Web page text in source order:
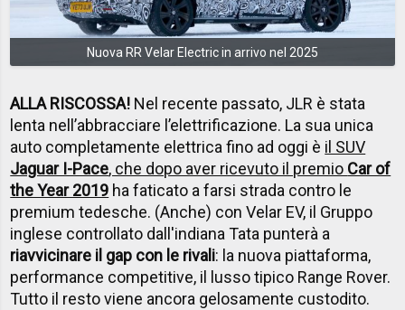
Nuova RR Velar Electric in arrivo nel 2025
ALLA RISCOSSA! Nel recente passato, JLR è stata
lenta nell’abbracciare l’elettrificazione. La sua unica
auto completamente elettrica fino ad oggi è il SUV
Jaguar I-Pace, che dopo aver ricevuto il premio Car of
the Year 2019 ha faticato a farsi strada contro le
premium tedesche. (Anche) con Velar EV, il Gruppo
inglese controllato dall'indiana Tata punterà a
riavvicinare il gap con le rivali: la nuova piattaforma,
performance competitive, il lusso tipico Range Rover.
Tutto il resto viene ancora gelosamente custodito.